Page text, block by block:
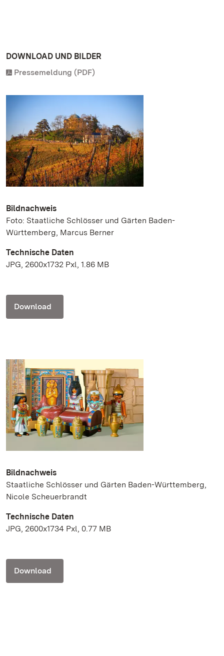
DOWNLOAD UND BILDER
Pressemeldung (PDF)
Bildnachweis
Foto: Staatliche Schlösser und Gärten Baden-
Württemberg, Marcus Berner
Technische Daten
JPG, 2600x1732 Pxl, 1.86 MB
Download
Bildnachweis
Staatliche Schlösser und Gärten Baden-Württemberg,
Nicole Scheuerbrandt
Technische Daten
JPG, 2600x1734 Pxl, 0.77 MB
Download